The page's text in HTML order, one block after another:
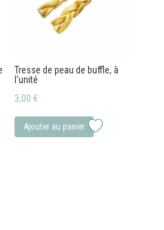
Tresse de peau de buffle, à
l’unité
3,00 €
Ajouter au panier